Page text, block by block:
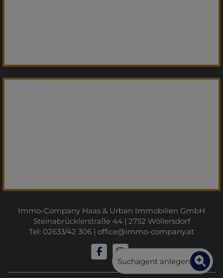
Immo-Company Haas & Urban Immobilien GmbH
Steinabrücklerstraße 44 | 2752 Wöllersdorf
Tel: 02633/42 306 | office@immo-company.at
Suchagent anlegen